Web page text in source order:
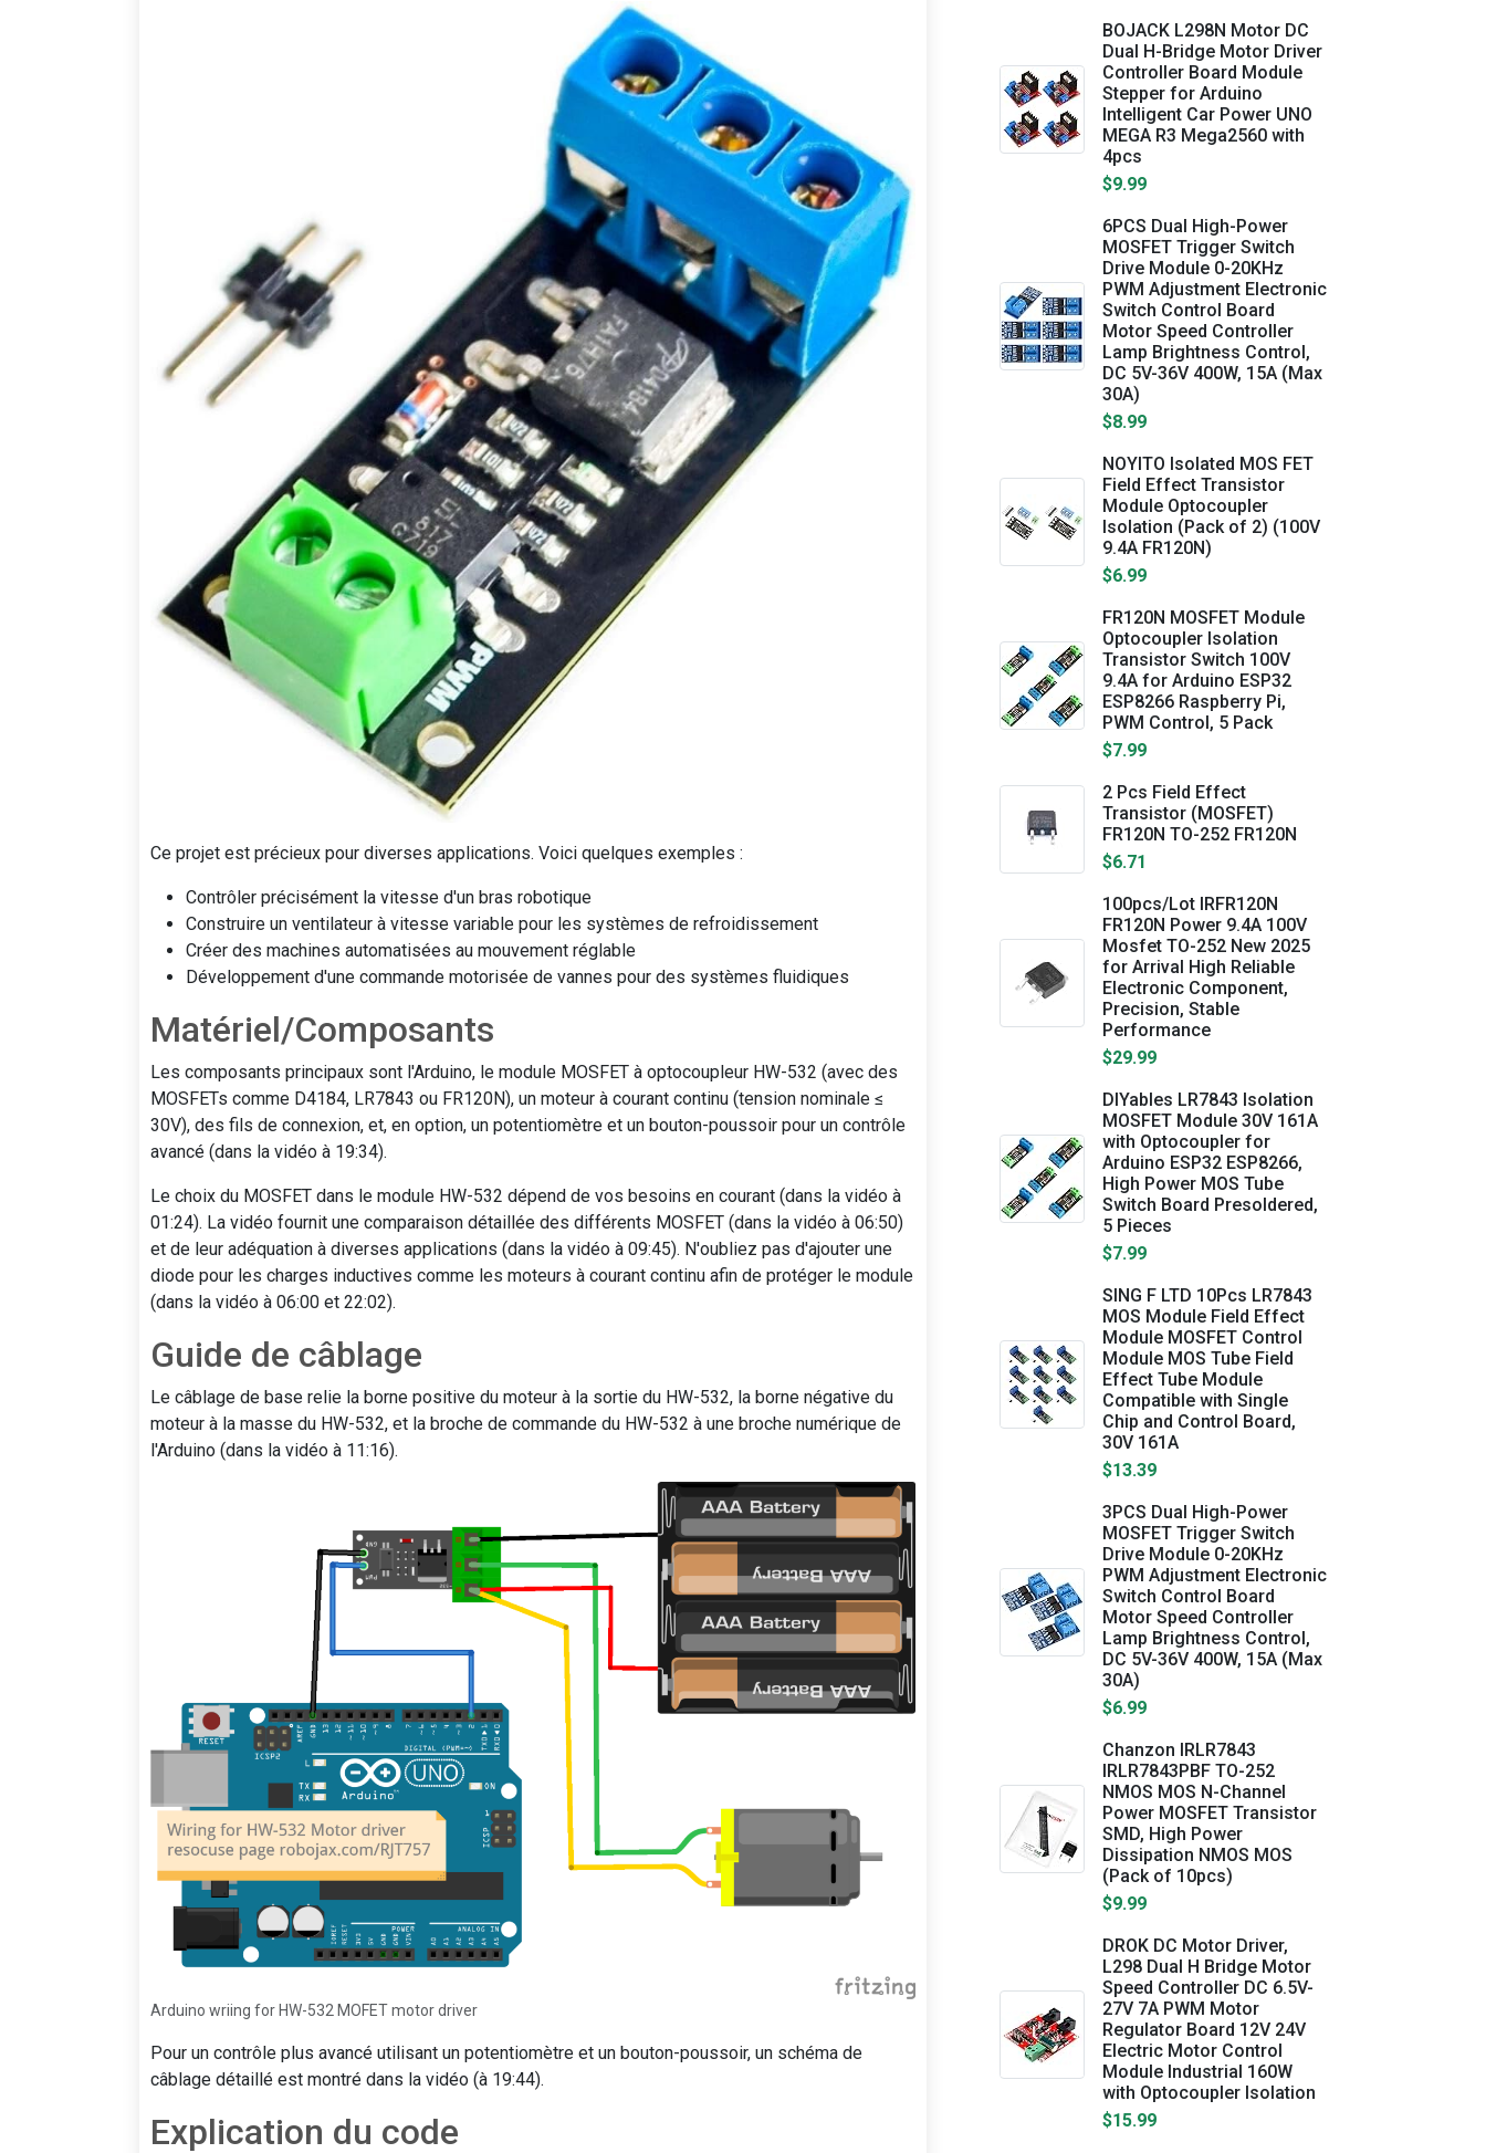
Ce projet est précieux pour diverses applications. Voici quelques exemples :
Contrôler précisément la vitesse d'un bras robotique
Construire un ventilateur à vitesse variable pour les systèmes de refroidissement
Créer des machines automatisées au mouvement réglable
Développement d'une commande motorisée de vannes pour des systèmes fluidiques
Matériel/Composants
Les composants principaux sont l'Arduino, le module MOSFET à optocoupleur HW-532 (avec des
MOSFETs comme D4184, LR7843 ou FR120N), un moteur à courant continu (tension nominale ≤
30V), des fils de connexion, et, en option, un potentiomètre et un bouton-poussoir pour un contrôle
avancé (dans la vidéo à 19:34).
Le choix du MOSFET dans le module HW-532 dépend de vos besoins en courant (dans la vidéo à
01:24). La vidéo fournit une comparaison détaillée des différents MOSFET (dans la vidéo à 06:50)
et de leur adéquation à diverses applications (dans la vidéo à 09:45). N'oubliez pas d'ajouter une
diode pour les charges inductives comme les moteurs à courant continu afin de protéger le module
(dans la vidéo à 06:00 et 22:02).
Guide de câblage
Le câblage de base relie la borne positive du moteur à la sortie du HW-532, la borne négative du
moteur à la masse du HW-532, et la broche de commande du HW-532 à une broche numérique de
l'Arduino (dans la vidéo à 11:16).
Arduino wriing for HW-532 MOFET motor driver
Pour un contrôle plus avancé utilisant un potentiomètre et un bouton-poussoir, un schéma de
câblage détaillé est montré dans la vidéo (à 19:44).
Explication du code
BOJACK L298N Motor DC
Dual H-Bridge Motor Driver
Controller Board Module
Stepper for Arduino
Intelligent Car Power UNO
MEGA R3 Mega2560 with
4pcs
$9.99
6PCS Dual High-Power
MOSFET Trigger Switch
Drive Module 0-20KHz
PWM Adjustment Electronic
Switch Control Board
Motor Speed Controller
Lamp Brightness Control,
DC 5V-36V 400W, 15A (Max
30A)
$8.99
NOYITO Isolated MOS FET
Field Effect Transistor
Module Optocoupler
Isolation (Pack of 2) (100V
9.4A FR120N)
$6.99
FR120N MOSFET Module
Optocoupler Isolation
Transistor Switch 100V
9.4A for Arduino ESP32
ESP8266 Raspberry Pi,
PWM Control, 5 Pack
$7.99
2 Pcs Field Effect
Transistor (MOSFET)
FR120N TO-252 FR120N
$6.71
100pcs/Lot IRFR120N
FR120N Power 9.4A 100V
Mosfet TO-252 New 2025
for Arrival High Reliable
Electronic Component,
Precision, Stable
Performance
$29.99
DIYables LR7843 Isolation
MOSFET Module 30V 161A
with Optocoupler for
Arduino ESP32 ESP8266,
High Power MOS Tube
Switch Board Presoldered,
5 Pieces
$7.99
SING F LTD 10Pcs LR7843
MOS Module Field Effect
Module MOSFET Control
Module MOS Tube Field
Effect Tube Module
Compatible with Single
Chip and Control Board,
30V 161A
$13.39
3PCS Dual High-Power
MOSFET Trigger Switch
Drive Module 0-20KHz
PWM Adjustment Electronic
Switch Control Board
Motor Speed Controller
Lamp Brightness Control,
DC 5V-36V 400W, 15A (Max
30A)
$6.99
Chanzon IRLR7843
IRLR7843PBF TO-252
NMOS MOS N-Channel
Power MOSFET Transistor
SMD, High Power
Dissipation NMOS MOS
(Pack of 10pcs)
$9.99
DROK DC Motor Driver,
L298 Dual H Bridge Motor
Speed Controller DC 6.5V-
27V 7A PWM Motor
Regulator Board 12V 24V
Electric Motor Control
Module Industrial 160W
with Optocoupler Isolation
$15.99